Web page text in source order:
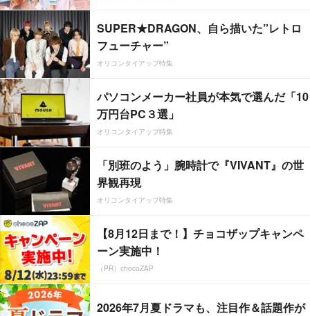
SUPER★DRAGON、自ら描いた”レトロ
フューチャー”
オリコンタイアップ特集
パソコンメーカー社員が本気で選んだ「10
万円台PC３選」
オリコンタイアップ特集
「別班のよう」腕時計で『VIVANT』の世
界観再現
オリコンタイアップ特集
【8月12日まで！】チョコザップキャンペ
ーン実施中！
（PR）chocoZAP
2026年7月夏ドラマも、注目作＆話題作が